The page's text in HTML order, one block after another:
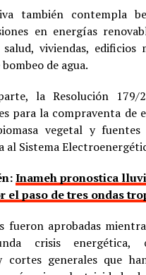
también contempla
en energías
viviendas, edificios
de agua.
la Resolución 179/
para la compraventa de
vegetal y fuentes
al Sistema
Inameh pronostica
el paso de tres ondas
fueron aprobadas
crisis energética,
cortes generales que